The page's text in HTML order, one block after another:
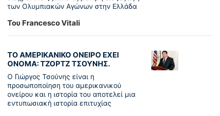
των Ολυμπιακών Αγώνων στην Ελλάδα
Του Francesco Vitali
ΤΟ ΑΜΕΡΙΚΑΝΙΚΟ ΟΝΕΙΡΟ ΕΧΕΙ
ΟΝΟΜΑ: ΤΖΟΡΤΖ ΤΣΟΥΝΗΣ.
Ο Γιώργος Τσούνης είναι η
προσωποποίηση του αμερικανικού
ονείρου και η ιστορία του αποτελεί μια
εντυπωσιακή ιστορία επιτυχίας